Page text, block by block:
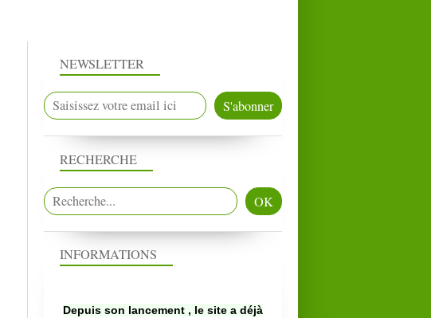
NEWSLETTER
RECHERCHE
INFORMATIONS
Depuis son lancement , le site a déjà